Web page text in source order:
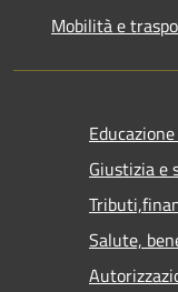
Mobilità e
Giustizia e
Salute,